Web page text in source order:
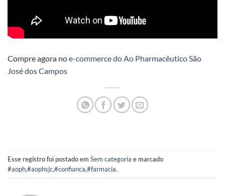
Compre agora noe-commerce do Ao Pharmacêutico São
José dos Campos
Esse registro foi postado em Sem categoria e marcado
#aoph,#aophsjc,#confianca,#farmacia.